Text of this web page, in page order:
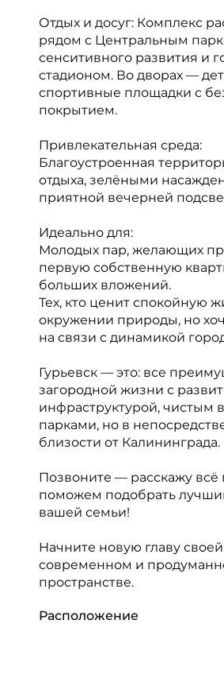
Отдых и досуг: Комплекс
рядом с Центральным
сенситивного развития и
стадионом. Во дворах —
спортивные площадки с
покрытием.
Привлекательная среда:
Благоустроенная
отдыха, зелёными
приятной вечерней
Идеально для:
Молодых пар, желающих
первую собственную
больших вложений.
Тех, кто ценит спокойную
окружении природы, но
на связи с динамикой
Гурьевск — это: все
загородной жизни с
инфраструктурой, чистым
парками, но в
близости от Калининграда.
Позвоните — расскажу всё
поможем подобрать
вашей семьи!
Начните новую главу
современном и
пространстве.
Расположение